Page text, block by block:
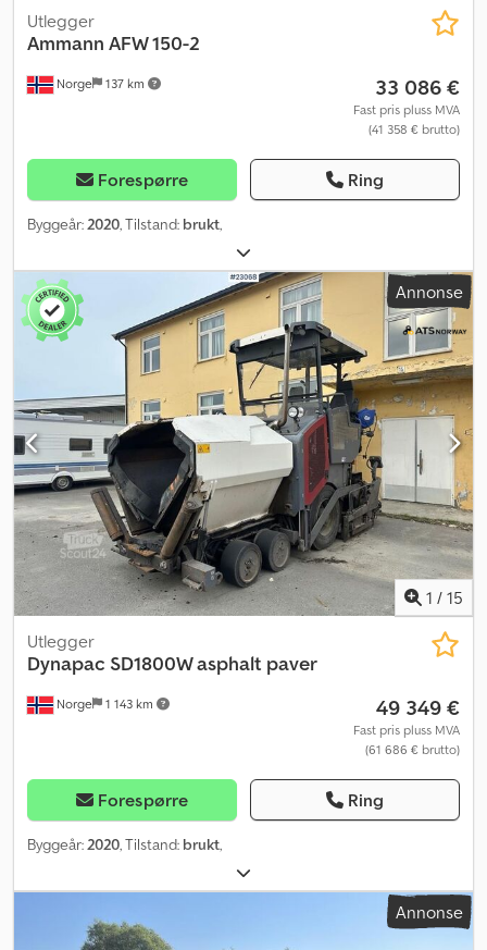
Norge 137 km
Utlegger
Ammann AFW 150-2
33 086 €
Fast pris pluss MVA
(41 358 € brutto)
Forespørre Ring
Byggeår: 2020, Tilstand: brukt,
Annonse
1 / 15
Norge 1 143 km
Utlegger
Dynapac SD1800W asphalt paver
49 349 €
Fast pris pluss MVA
(61 686 € brutto)
Forespørre Ring
Byggeår:2020, Tilstand: brukt,
Annonse